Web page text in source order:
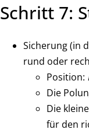
Schritt 7:
Sicherung (in
rund oder
Position:
Die
Die
für den